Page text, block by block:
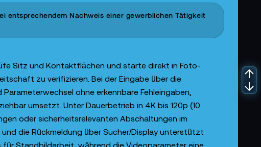
entsprechendem Nachweis einer gewerblichen Tätigkeit
Sitz und Kontaktflächen und starte direkt in Foto-
zu verifizieren. Bei der Eingabe über die
ohne erkennbare Fehleingaben,
umsetzt. Unter Dauerbetrieb in 4K bis 120p (10
oder sicherheitsrelevanten Abschaltungen im
die Rückmeldung über Sucher/Display unterstützt
Standbildarbeit, während die Videoparameter eine